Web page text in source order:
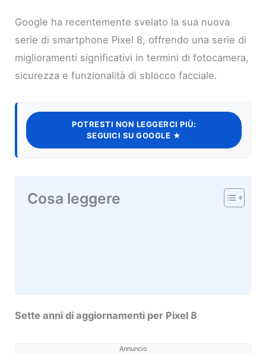
Google ha recentemente svelato la sua nuova
serie di smartphone Pixel 8, offrendo una serie di
miglioramenti significativi in termini di fotocamera,
sicurezza e funzionalità di sblocco facciale.
POTRESTI NON LEGGERCI PIÙ:
SEGUICI SU GOOGLE ★
Cosa leggere
Sette anni di aggiornamenti per Pixel 8
Annuncio